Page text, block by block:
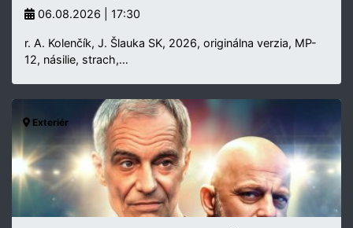
06.08.2026 | 17:30
r. A. Kolenčík, J. Šlauka SK, 2026, originálna verzia, MP-
12, násilie, strach,…
Exteriér